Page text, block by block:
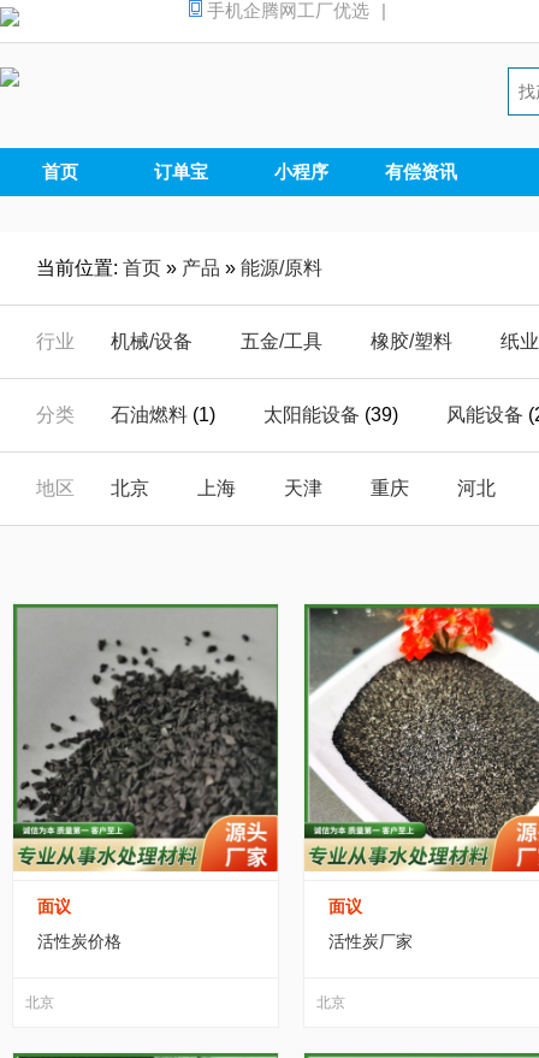
手机企腾网工厂优选 |
首页 订单宝 小程序 有偿资讯
当前位置: 首页 » 产品 » 能源/原料
行业 机械/设备 五金/工具 橡胶/塑料 纸
汽摩/配件 家电/电器 安全/防护 能
仪器/仪表 电子/元器 电工/电气
手机/通讯 玩具/魔术 环
服务/咨询 医疗/器械 互联网/通信
转让出租
分类 石油燃料 (1) 太阳能设备 (39) 风能设备
煤制品 能源产品加工 (1) 溶剂油
地区 北京 上海 天津 重庆 河北
广西 海南 四川 贵州
宁夏 新疆 香港 澳门
面议
活性炭价格
北京
面议
活性炭厂家
北京